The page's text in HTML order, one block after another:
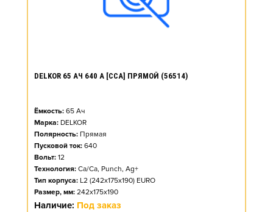
DELKOR 65 АЧ 640 А [CCA] ПРЯМОЙ (56514)
Ёмкость: 65 Ач
Марка: DELKOR
Полярность: Прямая
Пусковой ток: 640
Вольт: 12
Технология: Ca/Ca, Punch, Ag+
Тип корпуса: L2 (242x175x190) EURO
Размер, мм: 242x175x190
Наличие: Под заказ